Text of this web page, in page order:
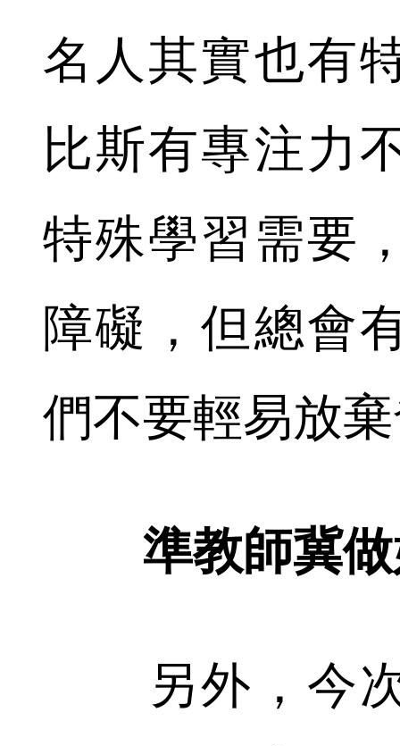
名人其實也有
比斯有專注力
特殊學習需要
障礙，但總會
們不要輕易放
準教師冀做
另外，今次